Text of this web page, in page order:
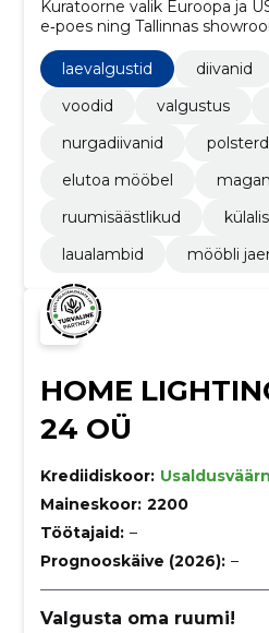
Kuratoorne valik Euroopa ja
e‑poes ning Tallinnas
selge laoseis,
muudavad ostmise mugavaks.
laevalgustid diivanid
voodid
valgustus
nurgadiivanid
elutoa mööbel
ruumisäästlikud
laualambid
mööbli
HOME
24 OÜ
Krediidiskoor:
Maineskoor: 2200
Töötajaid: –
Prognooskäive (2026): –
Valgusta oma ruumi!